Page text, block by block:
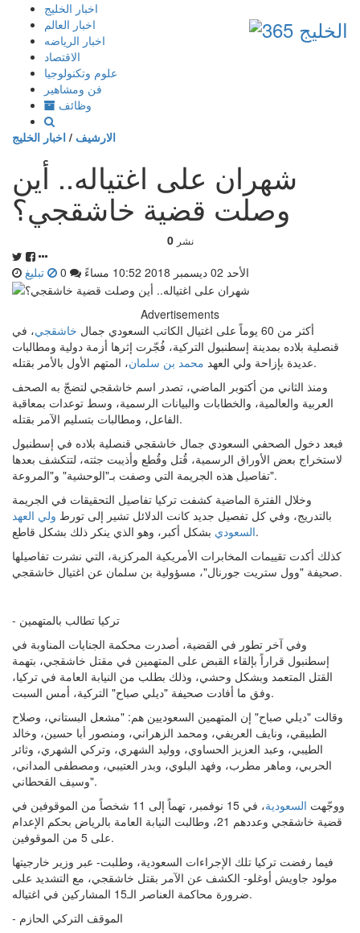
إذهب
المحتوى
اخبار الخليج
اخبار العالم
اخبار الرياضه
الاقتصاد
علوم وتكنولوجيا
فن ومشاهير
وظائف
الارشيف / اخبار الخليج
شهران على اغتياله.. أين
وصلت قضية خاشقجي؟
0 نشر
الأحد 02 ديسمبر 2018 10:52 مساءً تبليغ
Advertisements
أكثر من 60 يوماً على اغتيال الكاتب السعودي جمال
خاشقجي، في
قنصلية بلاده بمدينة إسطنبول التركية، فُجّرت إثرها أزمة دولية ومطالبات
عديدة بإزاحة ولي العهد محمد بن سلمان
، المتهم الأول بالأمر بقتله.
ومنذ الثاني من أكتوبر الماضي، تصدر اسم خاشقجي لتضجّ به الصحف
العربية والعالمية، والخطابات والبيانات الرسمية، وسط توعدات بمعاقبة
الفاعل، ومطالبات بتسليم الآمر بقتله.
فبعد دخول الصحفي السعودي جمال خاشقجي قنصلية بلاده في إسطنبول
لاستخراج بعض الأوراق الرسمية، قُتل وقُطع وأذيبت جثته، لتتكشف بعدها
تفاصيل هذه الجريمة التي وصفت بـ"الوحشية" و"المروعة".
وخلال الفترة الماضية كشفت تركيا تفاصيل التحقيقات في الجريمة
بالتدريج، وفي كل تفصيل جديد كانت الدلائل تشير إلى تورط ولي العهد
السعوديبشكل أكبر، وهو الذي ينكر ذلك بشكل قاطع.
كذلك أكدت تقييمات المخابرات الأمريكية المركزية، التي نشرت تفاصيلها
صحيفة "وول ستريت جورنال"، مسؤولية بن سلمان عن اغتيال خاشقجي.
- تركيا تطالب بالمتهمين
وفي آخر تطور في القضية، أصدرت محكمة الجنايات المناوبة في
إسطنبول قراراً بإلقاء القبض على المتهمين في مقتل خاشقجي، بتهمة
القتل المتعمد وبشكل وحشي، وذلك بطلب من النيابة العامة في تركيا،
وفق ما أفادت صحيفة "ديلي صباح" التركية، أمس السبت.
وقالت "ديلي صباح" إن المتهمين السعوديين هم: "مشعل البستاني، وصلاح
الطبيقي، ونايف العريفي، ومحمد الزهراني، ومنصور أبا حسين، وخالد
الطيبي، وعبد العزيز الحساوي، ووليد الشهري، وتركي الشهري، وثائر
الحربي، وماهر مطرب، وفهد البلوي، وبدر العتيبي، ومصطفى المداني،
وسيف القحطاني".
ووجّهت السعودية
، في 15 نوفمبر، تهماً إلى 11 شخصاً من الموقوفين في
قضية خاشقجي وعددهم 21، وطالبت النيابة العامة بالرياض بحكم الإعدام
على 5 من الموقوفين.
فيما رفضت تركيا تلك الإجراءات السعودية، وطلبت- عبر وزير خارجيتها
مولود جاويش أوغلو- الكشف عن الآمر بقتل خاشقجي، مع التشديد على
ضرورة محاكمة العناصر الـ15 المشاركين في اغتياله.
- الموقف التركي الحازم